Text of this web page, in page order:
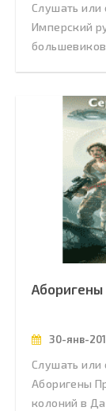
Слушать или
Имперский
30-янв-
Слушать или
Аборигены
колоний в